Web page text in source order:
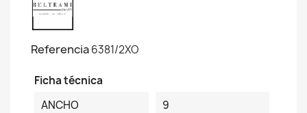
Referencia6381/2XO
Ficha técnica
ANCHO
9